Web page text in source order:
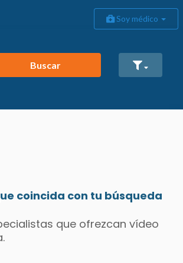
Soy médico
Buscar
coincida con tu búsqueda
que ofrezcan vídeo